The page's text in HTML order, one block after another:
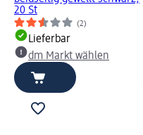
20 St
(2)
Lieferbar
dm Markt wählen